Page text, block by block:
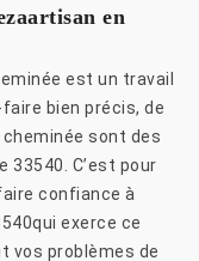
en
est un travail
bien précis, de
sont des
C’est pour
confiance à
exerce ce
vos problèmes de